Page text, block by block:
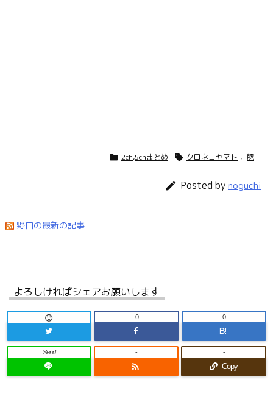
 2ch,5chまとめ  クロネコヤマト , 豚
 Posted bynoguchi
野口の最新の記事
よろしければシェアお願いします
 0
B!
0
Send

-
Copy
-